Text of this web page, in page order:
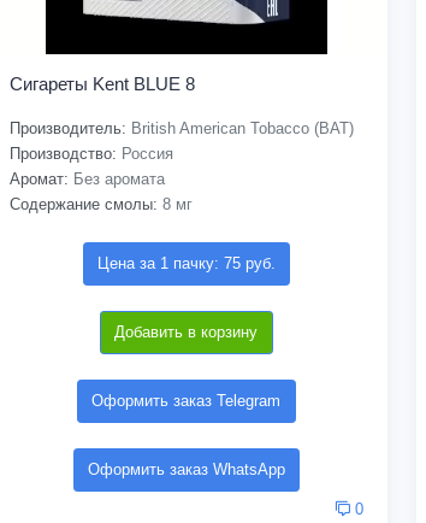
Сигареты Kent BLUE 8
Производитель: British American Tobacco (BAT)
Производство: Россия
Аромат: Без аромата
Содержание смолы: 8 мг
Цена за 1 пачку: 75 руб.
Добавить в корзину
Оформить заказ Telegram
Оформить заказ WhatsApp
0